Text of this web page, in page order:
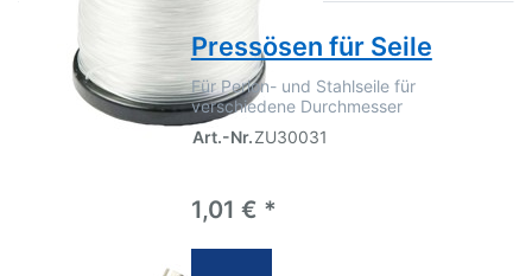
Pressösen für Seile
Für Perlon- und Stahlseile für
verschiedene Durchmesser
Art.-Nr.ZU30031
1,01 € *